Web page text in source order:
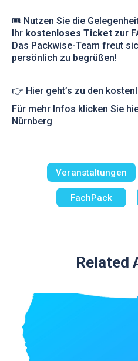
🎟️ Nutzen Sie die
Ihr kostenloses Ticket zur
Das Packwise-Team freut
persönlich zu begrüßen!
👉 Hier geht’s zu den
Für mehr Infos klicken Sie
Nürnberg
Veranstaltungen
FachPack
Related